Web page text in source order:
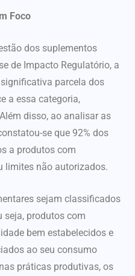
Foco
dos suplementos
de Impacto Regulatório, a
parcela dos
a essa categoria,
disso, ao analisar as
se que 92% dos
a produtos com
limites não autorizados.
sejam classificados
seja, produtos com
bem estabelecidos e
ao seu consumo
práticas produtivas, os